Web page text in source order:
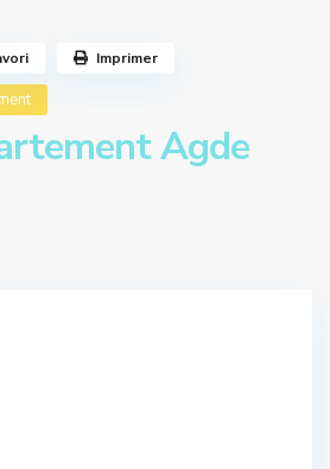
Agde
Imprimer